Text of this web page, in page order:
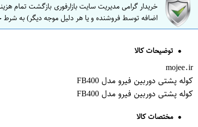
خریدار گرامی مدیریت سایت بازارفوری بازگشت تمام
اضافه توسط فروشنده و یا هر دلیل موجه دیگر) به شرط
توضیحات کالا
mojee.ir
کوله پشتی دوربین فیرو مدل FB400
کوله پشتی دوربین فیرو مدل FB400
مختصات کالا